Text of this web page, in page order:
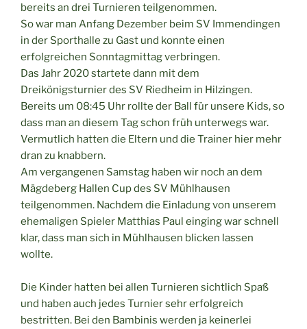
bereits an drei Turnieren teilgenommen.
So war man Anfang Dezember beim SV Immendingen
in der Sporthalle zu Gast und konnte einen
erfolgreichen Sonntagmittag verbringen.
Das Jahr 2020 startete dann mit dem
Dreikönigsturnier des SV Riedheim in Hilzingen.
Bereits um 08:45 Uhr rollte der Ball für unsere Kids, so
dass man an diesem Tag schon früh unterwegs war.
Vermutlich hatten die Eltern und die Trainer hier mehr
dran zu knabbern.
Am vergangenen Samstag haben wir noch an dem
Mägdeberg Hallen Cup des SV Mühlhausen
teilgenommen. Nachdem die Einladung von unserem
ehemaligen Spieler Matthias Paul einging war schnell
klar, dass man sich in Mühlhausen blicken lassen
wollte.
Die Kinder hatten bei allen Turnieren sichtlich Spaß
und haben auch jedes Turnier sehr erfolgreich
bestritten. Bei den Bambinis werden ja keinerlei